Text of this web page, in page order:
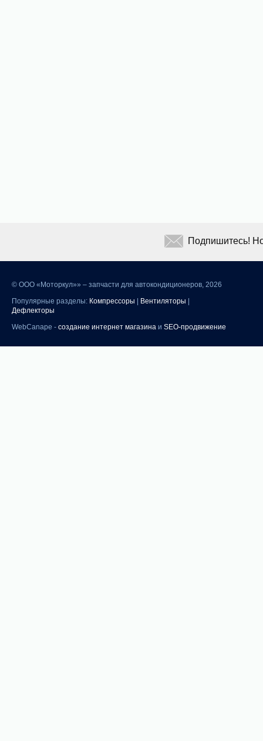
© ООО «Моторкул»» – запчасти для автокондиционеров, 2026
Популярные разделы: Компрессоры Вентиляторы
Дефлекторы
WebCanape - создание интернет магазина и SEO-продвижение
Подпишитесь!